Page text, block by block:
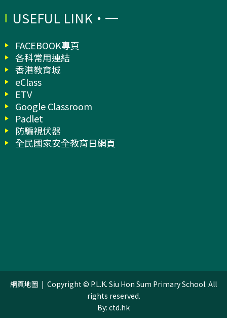
USEFUL LINK
FACEBOOK專頁
各科常用連結
香港教育城
eClass
ETV
Google Classroom
Padlet
防騙視伏器
全民國家安全教育日網頁
網頁地圖 | Copyright © P.L.K. Siu Hon Sum Primary School. All
rights reserved.
By: ctd.hk